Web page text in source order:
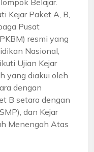
Kejar Paket A, B,
Pusat
resmi yang
Nasional,
Ujian Kejar
yang diakui oleh
dengan
B setara dengan
dan Kejar
Menengah Atas